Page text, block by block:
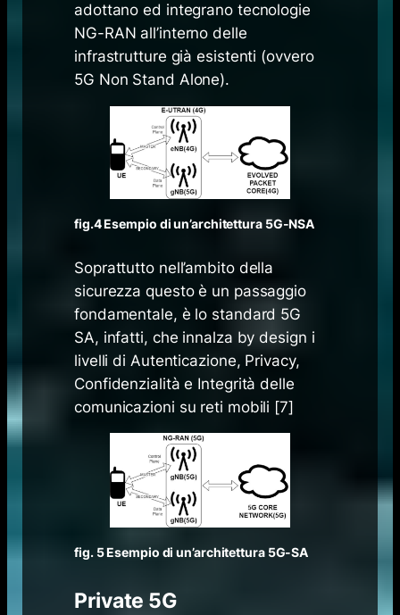
adottano ed integrano tecnologie
NG-RAN all’interno delle
infrastrutture già esistenti (ovvero
5G Non Stand Alone).
fig.4 Esempio di un’architettura 5G-NSA
Soprattutto nell’ambito della
sicurezza questo è un passaggio
fondamentale, è lo standard 5G
SA, infatti, che innalza by design i
livelli di Autenticazione, Privacy,
Confidenzialità e Integrità delle
comunicazioni su reti mobili [7]
fig. 5 Esempio di un’architettura 5G-SA
Private 5G